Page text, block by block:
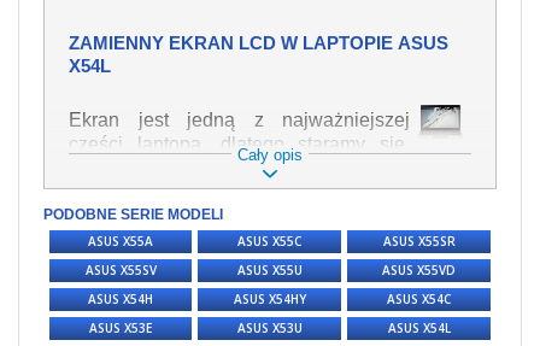
ZAMIENNY EKRAN LCD W LAPTOPIE ASUS
X54L
Ekran jest jedną z najważniejszej
części laptopa, dlatego staramy się,
żeby był jak najwyższej jakości. Służy
on do wyświetlania tekstu lub obrazu w
różnych formach. Ponieważ może łatwo
ulec uszkodzeniu, należy obchodzić się
z nim z jak największą ostrożnością. Do
najczęstszych uszkodzeń można
zaliczyć uszkodzenia mechaniczne np.
rozbity lub pęknięty ekran, następnie
Cały opis
PODOBNE SERIE MODELI
ASUS X55A
ASUS X55C
ASUS X55SR
ASUS X55SV
ASUS X55U
ASUS X55VD
ASUS X54H
ASUS X54HY
ASUS X54C
ASUS X53E
ASUS X53U ASUS X54L